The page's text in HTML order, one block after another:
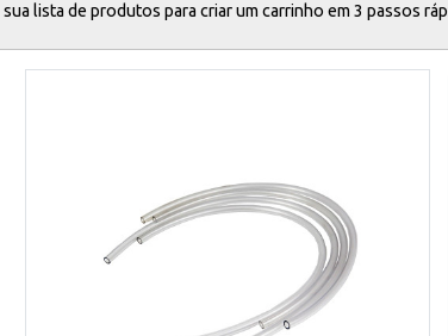
sua lista de produtos para criar um carrinho em 3 passos